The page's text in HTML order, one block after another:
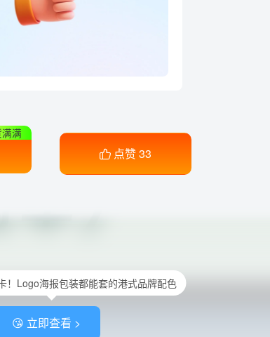
满
点赞33
😘 立即查看 >
！Logo海报包装都能套的港式品牌配色